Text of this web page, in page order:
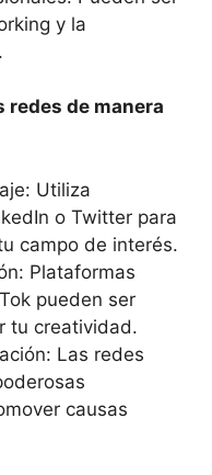
y la
redes de manera
Utiliza
o Twitter para
campo de interés.
Plataformas
pueden ser
tu creatividad.
Las redes
causas